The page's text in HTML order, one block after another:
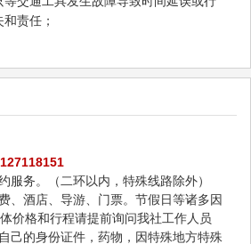
责任；
服务。（二环以内，特殊线路除外）
、酒店、导游、门票。节假日等诸多因
价格和行程请提前询问我社工作人员
己的身份证件，药物，因特殊地方特殊